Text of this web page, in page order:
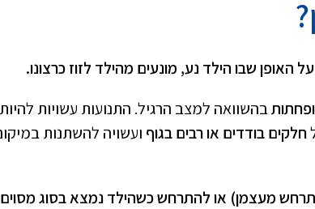
האופן שבו הילד נע, מונעים מהילד לזוז כרצונו.
בהשוואה למצב הרגיל. התנועות עשויות להיות
חלקים בודדים או רבים בגוף ועשויה להשתנות
מעצמן) או להתרחש כשהילד נמצא בסוג מסוים